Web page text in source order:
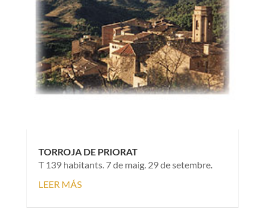
TORROJA DE PRIORAT
T 139 habitants. 7 de maig. 29 de setembre.
LEER MÁS